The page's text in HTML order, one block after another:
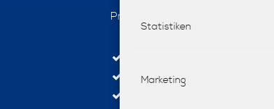
Statistiken
Marketing
Produkte
Stoffe